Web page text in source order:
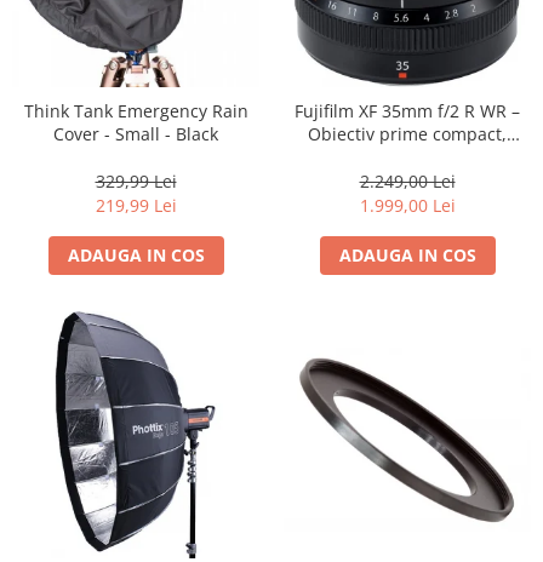
Trepiede si monopiede
Trepiede foto
Trepiede video
Trepied / Monopied Carbon
webcam-uri
Cap trepied si monopied
Placute cap trepied
Huse trepied / stativ lumini
Sina Focus pentru Macro
Accesorii trepiede si monopiede
Selfie Stick
Studio/Lumini si accesorii
Blitz-uri studio
Think Tank Emergency Rain
Cover - Small - Black
329,99 Lei
219,99 Lei
ADAUGA IN COS
Fujifilm XF 35mm f/2 R WR –
Obiectiv prime compact,
intemperii pentru fotografie
de zi cu zi
2.249,00 Lei
1.999,00 Lei
ADAUGA IN COS